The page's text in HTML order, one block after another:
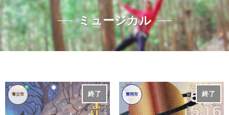
ミュージカル
終了
養父市 終了
豊岡市